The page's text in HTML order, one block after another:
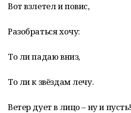
Вот взлетел и повис,
Разобраться хочу:
То ли падаю вниз,
То ли к звёздам лечу.
Ветер дует в лицо – ну и пусть!